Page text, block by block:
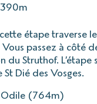
cette étape traverse
passez à côté
du Struthof. L’étape
Dié des Vosges.
Odile (764m)